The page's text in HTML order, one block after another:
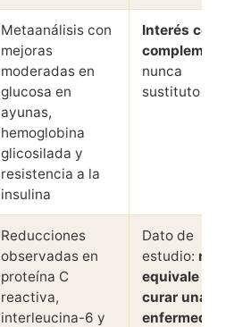
Metaanálisis con
mejoras
moderadas en
glucosa en
ayunas,
hemoglobina
glicosilada y
resistencia a la
insulina
Interés
nunca
sustituto
Reducciones
observadas en
proteína C
reactiva,
interleucina-6 y
Dato de
estudio: no
equivale a
curar una
enfermedad